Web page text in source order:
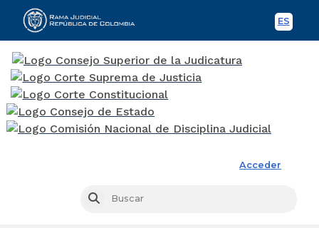
ES
Acceder
Buscar